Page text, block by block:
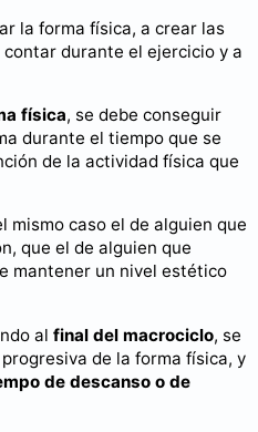
la forma física, a crear las
durante el ejercicio y a
física, se debe conseguir
durante el tiempo que se
de la actividad física que
mismo caso el de alguien que
que el de alguien que
mantener un nivel estético
al final del macrociclo, se
de la forma física, y
de descanso o de